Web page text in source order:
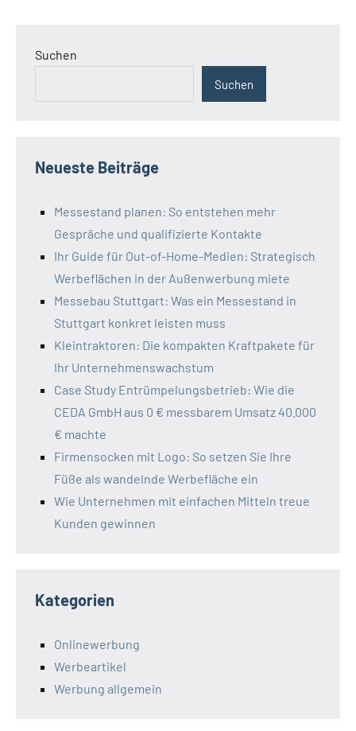
Suchen
Suchen
Neueste Beiträge
Messestand planen: So entstehen mehr
Gespräche und qualifizierte Kontakte
Ihr Guide für Out-of-Home-Medien: Strategisch
Werbeflächen in der Außenwerbung miete
Messebau Stuttgart: Was ein Messestand in
Stuttgart konkret leisten muss
Kleintraktoren: Die kompakten Kraftpakete für
Ihr Unternehmenswachstum
Case Study Entrümpelungsbetrieb: Wie die
CEDA GmbH aus 0 € messbarem Umsatz 40.000
€ machte​
Firmensocken mit Logo: So setzen Sie Ihre
Füße als wandelnde Werbefläche ein
Wie Unternehmen mit einfachen Mitteln treue
Kunden gewinnen
Kategorien
Onlinewerbung
Werbeartikel
Werbung allgemein